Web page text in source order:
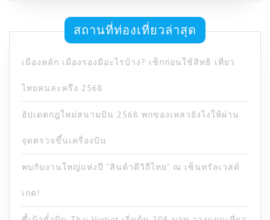
สถานที่ท่องเที่ยวล่าสุด
เมืองหลัก เมืองรองมีอะไรบ้าง? เช็กก่อนใช้สิทธิ เที่ยว
ไทยคนละครึ่ง 2568
อัปเดตกฎใหม่สนามบิน 2568 พกของเหลวยังไงให้ผ่าน
จุดตรวจขึ้นเครื่องบิน
พบกับงานใหญ่แห่งปี “สินค้าดีวิถีไทย” ณ เซ็นทรัลเวสต์
เกต!